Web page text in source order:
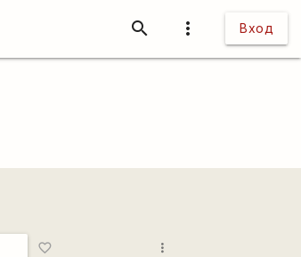
more_vert Вход
search
favorite_border more_vert